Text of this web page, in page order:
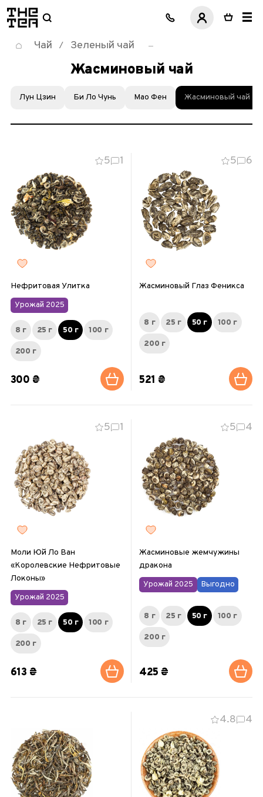
логотип
Чай / Зеленый чай
Жасминовый чай
Лун Цзин Би Ло Чунь Мао Фен Жасминовый чай
5 1
Нефритовая Улитка
Урожай 2025
8 г 25 г 50 г 100 г
200 г
300 ₴
5 6
Жасминовый Глаз Феникса
8 г 25 г 50 г 100 г
200 г
521 ₴
5 1
Моли Юй Ло Ван
«Королевские Нефритовые
Локоны»
Урожай 2025
8 г 25 г 50 г 100 г
200 г
613 ₴
5 4
Жасминовые жемчужины
дракона
Урожай 2025
Выгодно
8 г 25 г 50 г 100 г
200 г
425 ₴
4.8 4